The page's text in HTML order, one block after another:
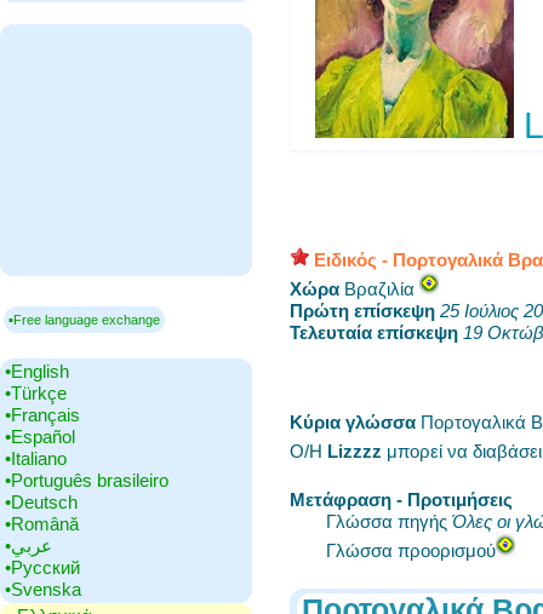
▪Free language exchange
•‎English
•‎Türkçe
•‎Français
•‎Español
•‎Italiano
•‎Português brasileiro
•‎Deutsch
•‎Română
•‎عربي
•‎Русский
•‎Svenska
Ειδικός - Πορτογαλικά
Χώρα ‎Βραζιλία
Πρώτη επίσκεψη 25 Ιούλιος
Τελευταία επίσκεψη 19
Κύρια γλώσσα ‎Πορτογαλικά
Ο/Η Lizzzz μπορεί να
Μετάφραση - Προτιμήσεις
Γλώσσα πηγής Όλες οι
Γλώσσα προορισμού